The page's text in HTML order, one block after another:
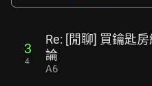
3
4
Re: [閒聊] 買鑰匙
論
A6